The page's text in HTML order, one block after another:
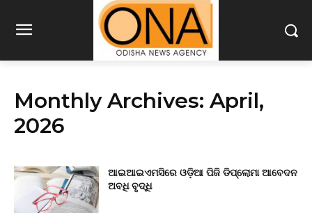
Monthly Archives: April,
2026
ଆଇଆଇଏମସିରେ ଓଡ଼ିଆ ପିଜି ଡିପ୍ଲୋମା ଆବେଦନ
ଅବଧି ବୃଦ୍ଧି